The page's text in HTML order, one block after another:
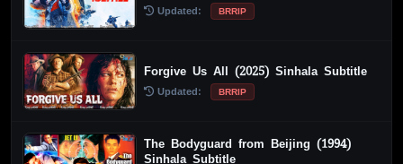
Updated: BRRIP
Forgive Us All (2025) Sinhala Subtitle
Updated: BRRIP
The Bodyguard from Beijing (1994)
Sinhala Subtitle